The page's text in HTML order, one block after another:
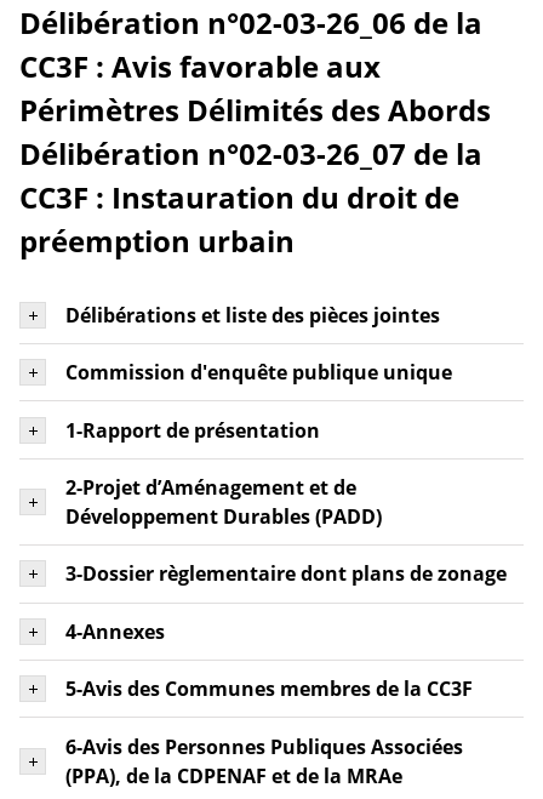
Délibération n°02-03-26_06 de la
CC3F : Avis favorable aux
Périmètres Délimités des Abords
Délibération n°02-03-26_07 de la
CC3F : Instauration du droit de
préemption urbain
Délibérations et liste des pièces jointes
Commission d'enquête publique unique
1-Rapport de présentation
2-Projet d’Aménagement et de
Développement Durables (PADD)
3-Dossier règlementaire dont plans de zonage
4-Annexes
5-Avis des Communes membres de la CC3F
6-Avis des Personnes Publiques Associées
(PPA), de la CDPENAF et de la MRAe